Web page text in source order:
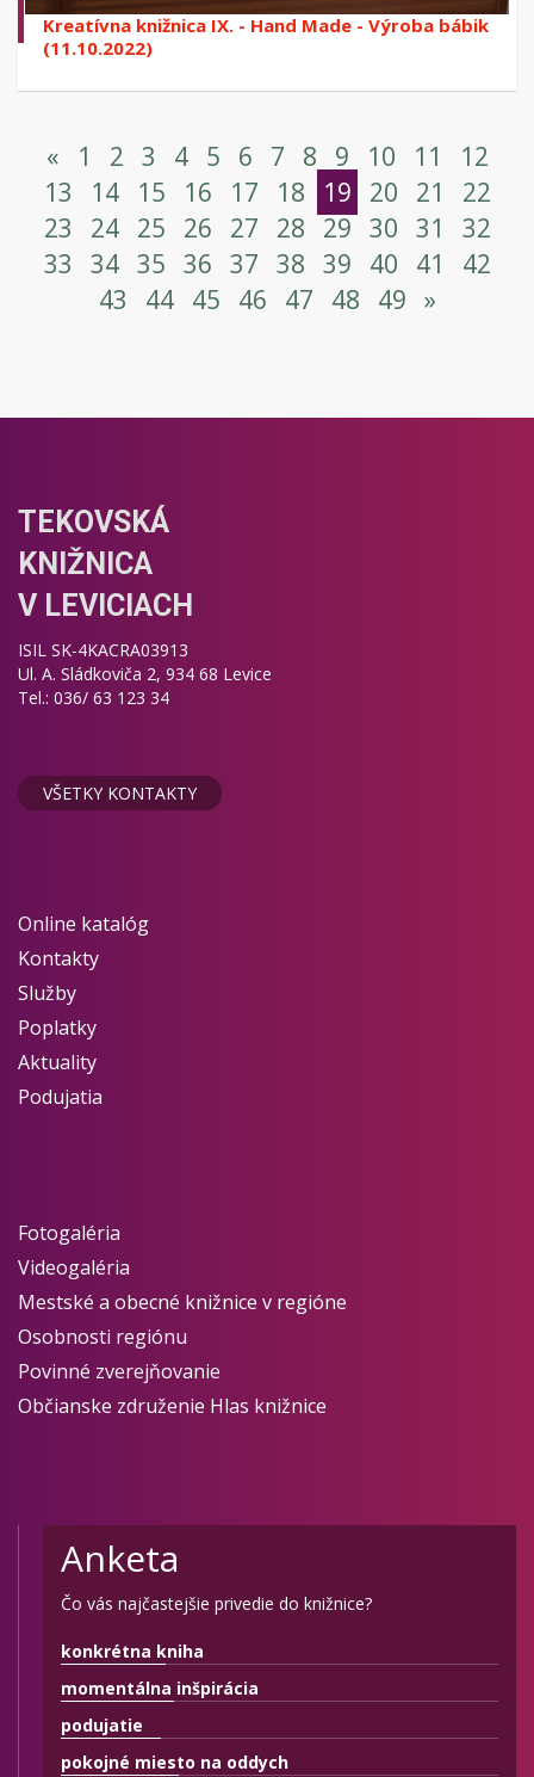
Kreatívna knižnica IX. - Hand Made - Výroba bábik
(11.10.2022)
« 1 2 3 4 5 6 7 8 9 10 11
12
13
14 15 16 17 18 19 20 21
22
23
24 25 26 27 28 29 30 31
32
33
34 35 36 37 38 39 40 41
42
43
44 45 46 47 48 49 »
TEKOVSKÁ
KNIŽNICA
V LEVICIACH
ISIL SK-4KACRA03913
Ul. A. Sládkoviča 2, 934 68 Levice
Tel.: 036/ 63 123 34
VŠETKY KONTAKTY
Online katalóg
Kontakty
Služby
Poplatky
Aktuality
Podujatia
Fotogaléria
Videogaléria
Mestské a obecné knižnice v regióne
Osobnosti regiónu
Povinné zverejňovanie
Občianske združenie Hlas knižnice
Anketa
Čo vás najčastejšie privedie do knižnice?
konkrétna kniha
momentálna inšpirácia
podujatie
pokojné miesto na oddych